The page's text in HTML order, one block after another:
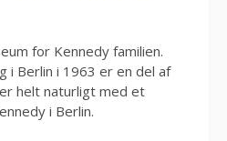
for Kennedy familien.
i Berlin i 1963 er en del af
helt naturligt med et
i Berlin.